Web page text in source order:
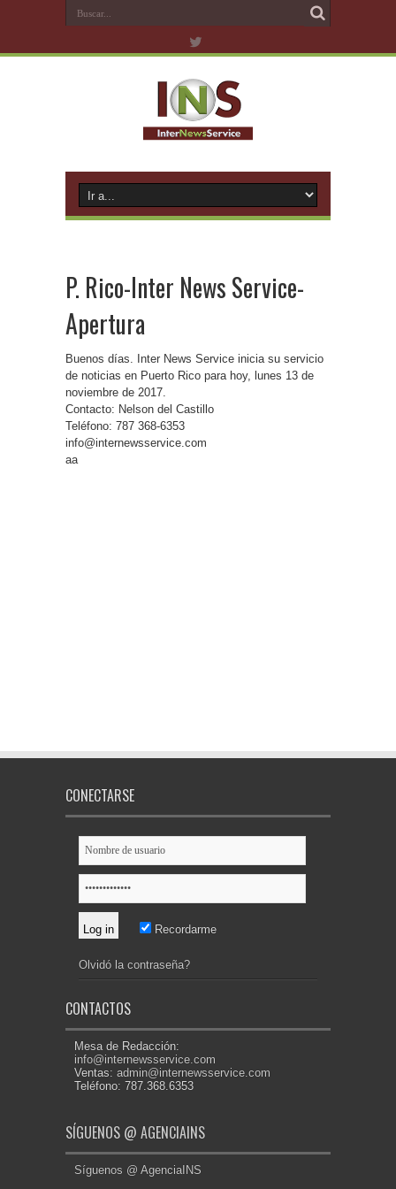
P. Rico-Inter News Service-
Apertura
Buenos días. Inter News Service inicia su servicio
de noticias en Puerto Rico para hoy, lunes 13 de
noviembre de 2017.
Contacto: Nelson del Castillo
Teléfono: 787 368-6353
info@internewsservice.com
aa
CONECTARSE
Recordarme
Olvidó la contraseña?
CONTACTOS
Mesa de Redacción:
info@internewsservice.com
Ventas: admin@internewsservice.com
Teléfono: 787.368.6353
SÍGUENOS @ AGENCIAINS
Síguenos @ AgenciaINS